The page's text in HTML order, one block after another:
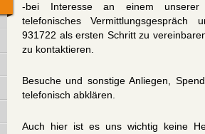
-bei Interesse an einem
telefonisches
931722 als ersten Schritt zu
zu kontaktieren.
Besuche und sonstige Anliegen,
telefonisch abklären.
Auch hier ist es uns wichtig keine